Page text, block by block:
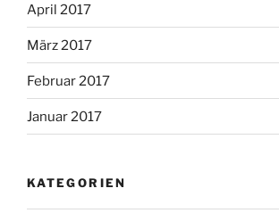
April 2017
März 2017
Februar 2017
Januar 2017
KATEGORIEN